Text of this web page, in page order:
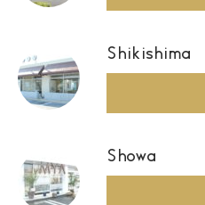
Shikishima
Showa